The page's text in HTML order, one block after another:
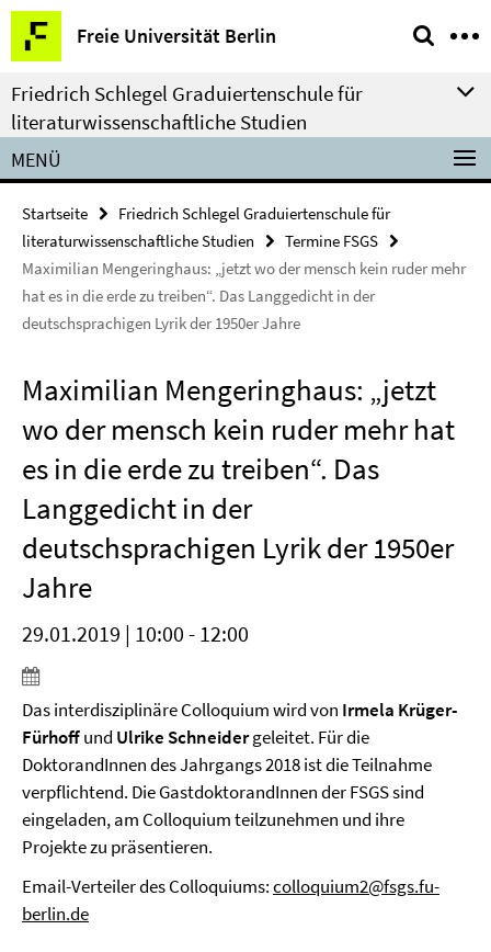
Springe
direkt
zu
Inhalt
Freie Universität Berlin
Service-
Navigation
Friedrich Schlegel Graduiertenschule für
literaturwissenschaftliche Studien
MENÜ
Startseite
Friedrich Schlegel Graduiertenschule für
literaturwissenschaftliche Studien
Termine FSGS
Maximilian Mengeringhaus: „jetzt wo der mensch kein ruder mehr
hat es in die erde zu treiben“. Das Langgedicht in der
deutschsprachigen Lyrik der 1950er Jahre
Maximilian Mengeringhaus: „jetzt
wo der mensch kein ruder mehr hat
es in die erde zu treiben“. Das
Langgedicht in der
deutschsprachigen Lyrik der 1950er
Jahre
29.01.2019 | 10:00 - 12:00
Das interdisziplinäre Colloquium wird von Irmela Krüger-
Fürhoffund Ulrike Schneidergeleitet. Für die
DoktorandInnen des Jahrgangs 2018 ist die Teilnahme
verpflichtend. Die GastdoktorandInnen der FSGS sind
eingeladen, am Colloquium teilzunehmen und ihre
Projekte zu präsentieren.
Email-Verteiler des Colloquiums:colloquium2@fsgs.fu-
berlin.de